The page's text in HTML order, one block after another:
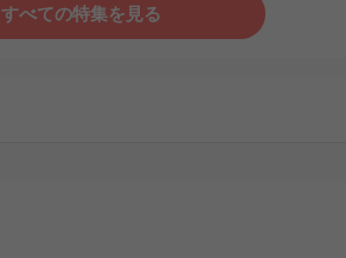
すべての特集を見る